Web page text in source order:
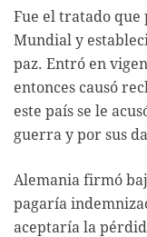
Fue el tratado que
Mundial y
paz. Entró en
entonces causó
este país se le
guerra y por sus
Alemania firmó
pagaría
aceptaría la